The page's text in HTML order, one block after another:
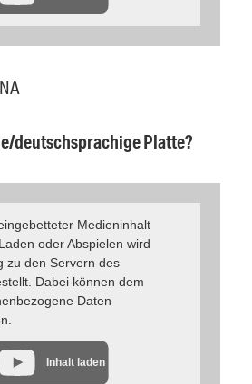
deutschsprachige Platte?
Medieninhalt
oder Abspielen wird
zu den Servern des
Dabei können dem
Daten
Inhalt laden